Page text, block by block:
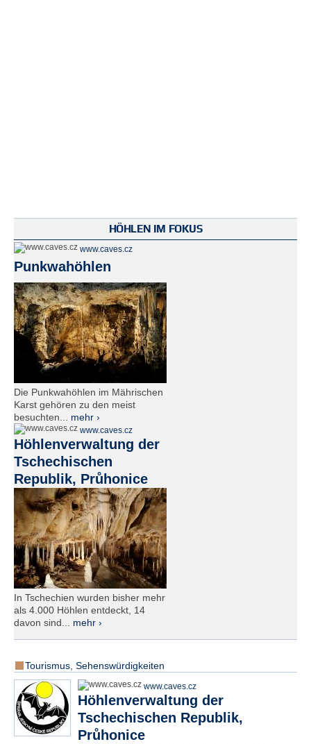
HÖHLEN IM FOKUS
www.caves.cz
Punkwahöhlen
Die Punkwahöhlen im Mährischen
Karst gehören zu den meist
besuchten... mehr ›
www.caves.cz
Höhlenverwaltung der
Tschechischen
Republik, Průhonice
In Tschechien wurden bisher mehr
als 4.000 Höhlen entdeckt, 14
davon sind... mehr ›
Tourismus Sehenswürdigkeiten
www.caves.cz
Höhlenverwaltung der
Tschechischen Republik,
Průhonice